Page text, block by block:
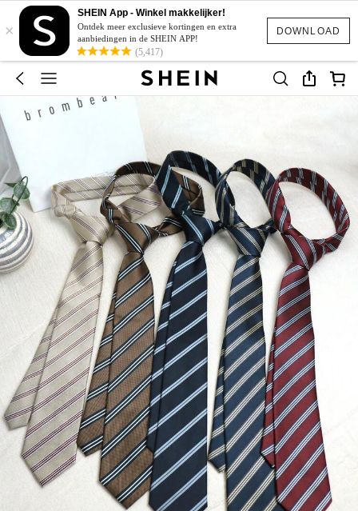
DOWNLOAD
×
SHEIN App - Winkel makkelijker!
Ontdek meer exclusieve kortingen en extra
aanbiedingen in de SHEIN APP!
(5,417)